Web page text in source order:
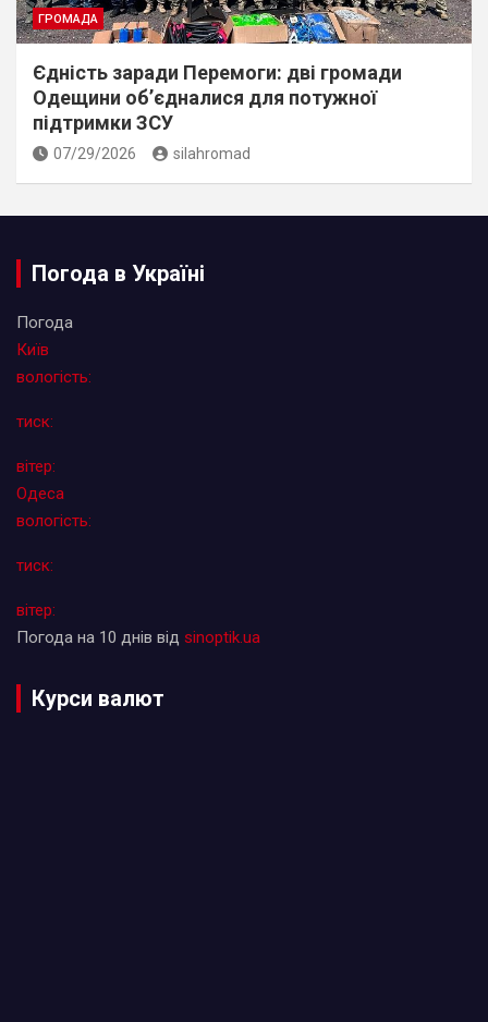
ГРОМАДА
Єдність заради Перемоги: дві громади
Одещини об’єдналися для потужної
підтримки ЗСУ
07/29/2026 silahromad
Погода в Україні
Погода
Київ
вологість:
тиск:
вітер:
Одеса
вологість:
тиск:
вітер:
Погода на 10 днів від sinoptik.ua
Курси валют